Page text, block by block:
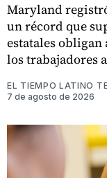
Maryland
un récord que
estatales obligan
los trabajadores
EL TIEMPO LATINO
7 de agosto de 2026